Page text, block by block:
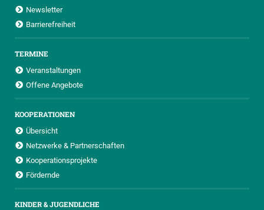
Newsletter
Barrierefreiheit
TERMINE
Veranstaltungen
Offene Angebote
KOOPERATIONEN
Übersicht
Netzwerke & Partnerschaften
Kooperationsprojekte
Fördernde
KINDER & JUGENDLICHE